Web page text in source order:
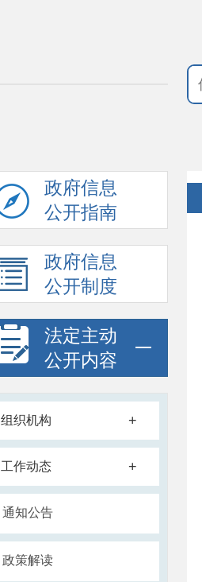
政府信息
公开指南
政府信息
公开制度
法定主动
公开内容
组织机构 +
工作动态 +
通知公告
政策解读